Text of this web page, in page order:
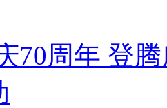
70周年 登